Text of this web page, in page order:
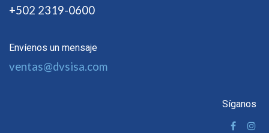
+502 2319-0600
Envíenos un mensaje
ventas@dvsisa.com
Síganos